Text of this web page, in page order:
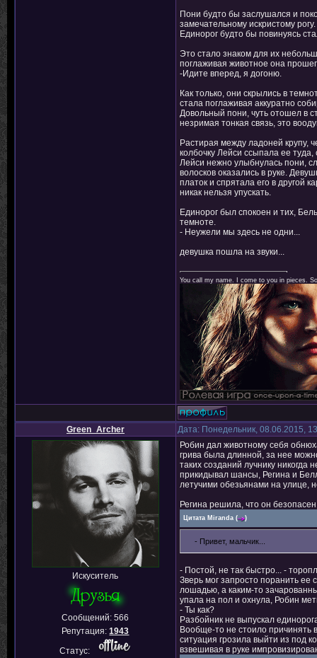
Пони будто бы заслушался и
замечательному искристому рогу.
Единорог будто бы повинуясь
Это стало знаком для их
поглаживая животное она
-Идите вперед, я догоню.
Как только, они скрылись в
стала поглаживая аккуратно
Довольный пони, чуть отошел в
незримая тонкая связь, это
Растирая между ладоней крупу,
колбочку Лейси ссыпала ее туда,
Лейси нежно улыбнулась пони,
волосков оказались в руке.
платок и спрятала его в другой
никак нельзя упускать.
Единорог был спокоен и тих,
темноте.
- Неужели мы здесь не одни...
девушка пошла на звуки...
You call my name. I come to you in pieces.
Green_Archer Дата: Понедельник, 08.06.2015,
Искуситель
Сообщений:566
Репутация:1943
Статус:
Робин дал животному себя
грива была длинной, за нее
таких созданий лучнику никогда
прикидывал шансы, Регина и
летучими обезьянами на улице,
Регина решила, что он
Цитата Miranda ( )
- Привет, мальчик...
- Постой, не так быстро... -
Зверь мог запросто поранить ее
лошадью, а каким-то
упала на пол и охнула, Робин
- Ты как?
Разбойник не выпускал
Вообще-то не стоило причинять
ситуация грозила выйти из под
взвешивая в руке